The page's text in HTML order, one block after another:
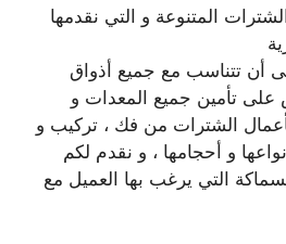
المتنوعة و التي نقدمها
أن تتناسب مع جميع أذواق
على تأمين جميع المعدات و
بأعمال الشترات من فك ، تركيب و
و أحجامها ، و نقدم لكم
التي يرغب بها العميل مع